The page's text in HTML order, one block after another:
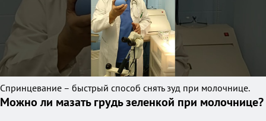
Спринцевание – быстрый способ снять зуд при молочнице.
Можно ли мазать грудь зеленкой при молочнице?